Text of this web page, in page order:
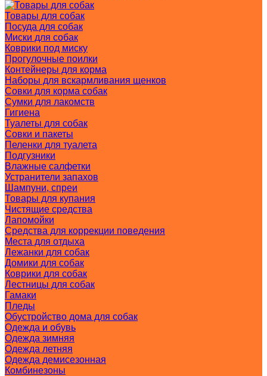
Товары для собак
Посуда для собак
Миски для собак
Коврики под миску
Прогулочные поилки
Контейнеры для корма
Наборы для вскармливания щенков
Совки для корма собак
Сумки для лакомств
Гигиена
Туалеты для собак
Совки и пакеты
Пеленки для туалета
Подгузники
Влажные салфетки
Устранители запахов
Шампуни, спреи
Товары для купания
Чистящие средства
Лапомойки
Средства для коррекции поведения
Места для отдыха
Лежанки для собак
Домики для собак
Коврики для собак
Лестницы для собак
Гамаки
Пледы
Обустройство дома для собак
Одежда и обувь
Одежда зимняя
Одежда летняя
Одежда демисезонная
Комбинезоны